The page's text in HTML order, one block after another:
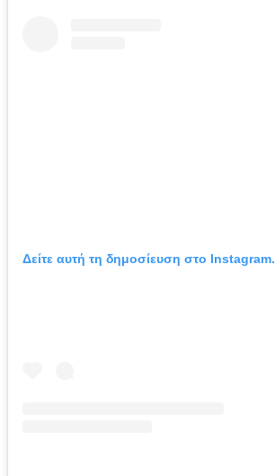
Δείτε αυτή τη δημοσίευση στο Instagram.